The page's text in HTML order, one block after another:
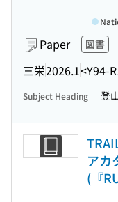
Paper 図書
三栄2026.1<Y94-
Subject Heading 登
アカ
(『